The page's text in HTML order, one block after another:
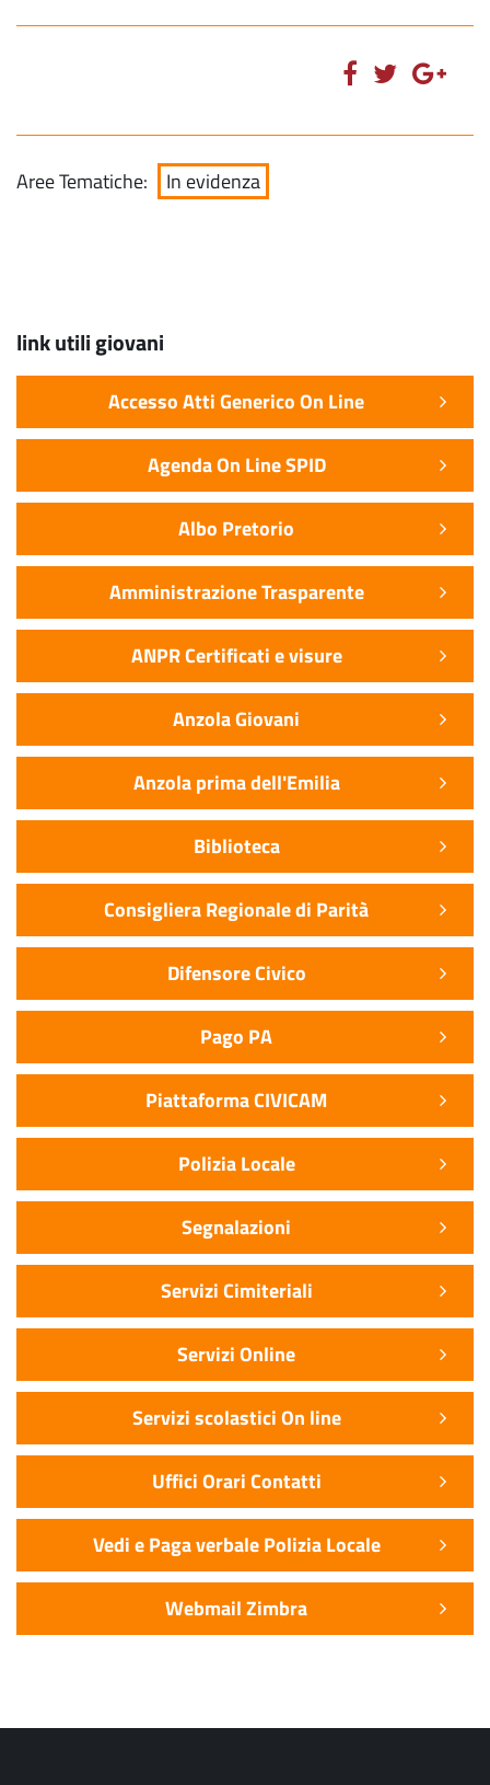
Aree Tematiche: In evidenza
link utili giovani
Accesso Atti Generico On Line
Agenda On Line SPID
Albo Pretorio
Amministrazione Trasparente
ANPR Certificati e visure
Anzola Giovani
Anzola prima dell'Emilia
Biblioteca
Consigliera Regionale di Parità
Difensore Civico
Pago PA
Piattaforma CIVICAM
Polizia Locale
Segnalazioni
Servizi Cimiteriali
Servizi Online
Servizi scolastici On line
Uffici Orari Contatti
Vedi e Paga verbale Polizia Locale
Webmail Zimbra